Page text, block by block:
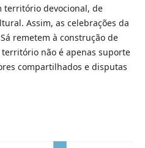
território devocional, de
Assim, as celebrações da
remetem à construção de
não é apenas suporte
compartilhados e disputas